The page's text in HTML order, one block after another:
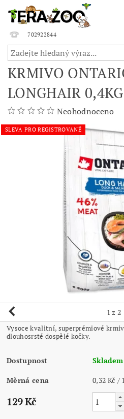
702922844
KRMIVO
LONGHAIR 0,4KG
Neohodnoceno
SLEVA PRO REGISTROVANÉ
1 z 2
Vysoce kvalitní, superprémiové
dlouhosrsté dospělé kočky.
Dostupnost Skladem
Měrná cena 0,32 Kč /
129 Kč